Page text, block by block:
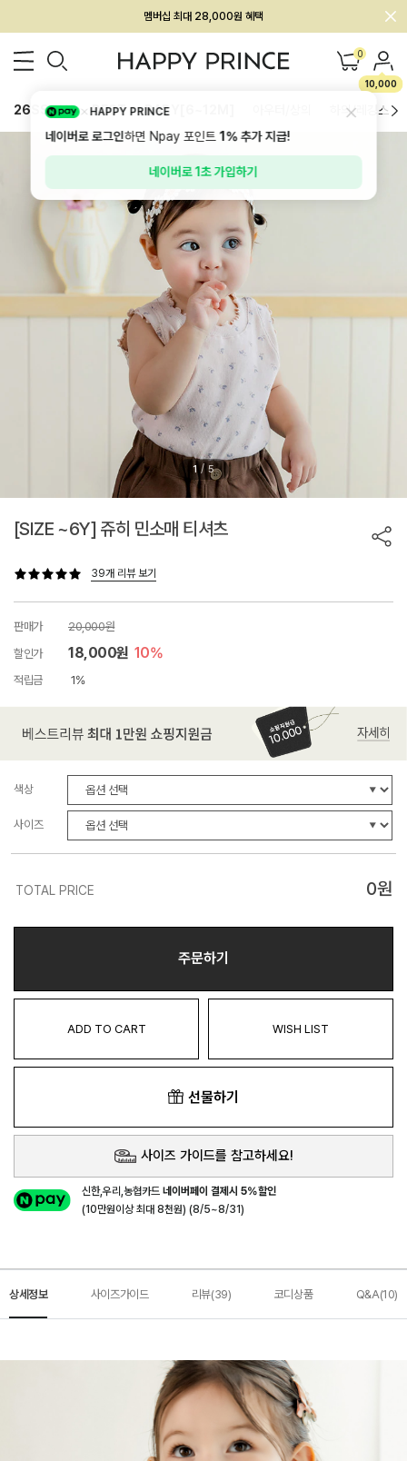
회원전용 아울렛, 가입하면 ~60% 할인!
멤버십 최대 28,000원 혜택 0
10,000
26SS 신상 BEST BABY[6~12M] 하의/레깅스
1 / 5
[SIZE ~6Y] 쥬히 민소매 티셔츠
39개 리뷰 보기
판매가
20,000원
할인가
18,000원 10%
적립금 1%
색상
사이즈
TOTAL PRICE 0원
주문하기
ADD TO CART WISH LIST
선물하기
사이즈 가이드를 참고하세요!
신한,우리,농협카드네이버페이 결제시 5%할인
(10만원이상 최대 8천원) (8/5~8/31)
상세정보 사이즈가이드 리뷰(39) 코디상품 Q&A(10)
HAPPY PRINCE
네이버로 로그인하면 Npay 포인트1%추가 지급!
네이버로 1초 가입하기